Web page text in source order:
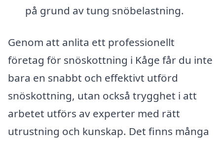
på grund av tung snöbelastning.
Genom att anlita ett professionellt
företag för snöskottning i Kåge får du inte
bara en snabbt och effektivt utförd
snöskottning, utan också trygghet i att
arbetet utförs av experter med rätt
utrustning och kunskap. Det finns många